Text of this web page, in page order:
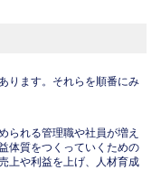
ります。それらを順番にみ
られる管理職や社員が増え
体質をつくっていくための
上や利益を上げ、人材育成